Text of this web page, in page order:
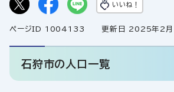
いいね！
ページID 1004133 更新日 2025年2月
石狩市の人口一覧